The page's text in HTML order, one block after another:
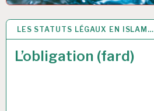
LES STATUTS LÉGAUX EN ISLAM…
L’obligation (fard)
14 MAR 2021